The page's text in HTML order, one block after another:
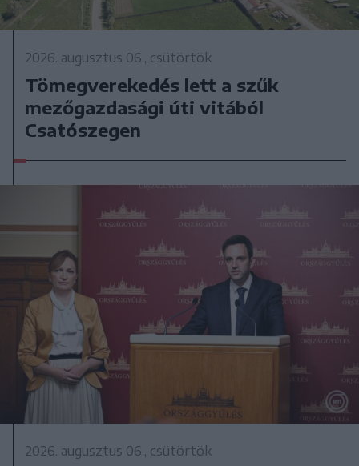
2026. augusztus 06., csütörtök
Tömegverekedés lett a szűk
mezőgazdasági úti vitából
Csatószegen
2026. augusztus 06., csütörtök